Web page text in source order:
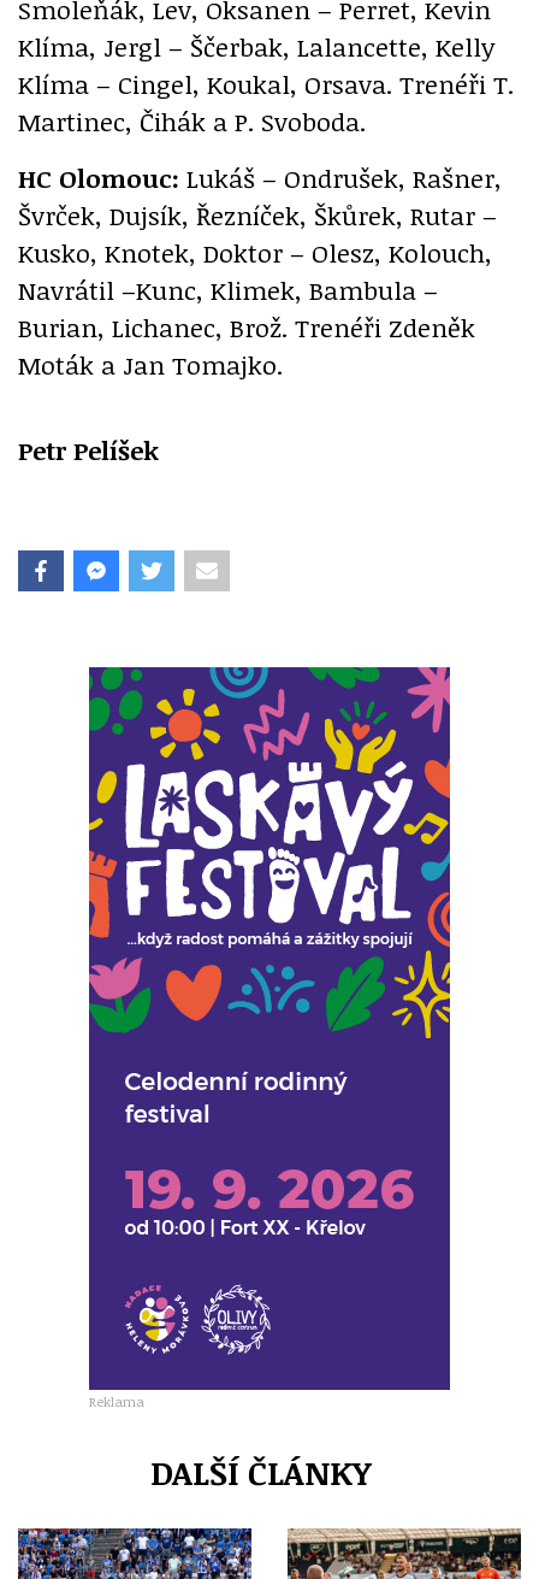
Smoleňák, Lev, Oksanen – Perret, Kevin
Klíma, Jergl – Ščerbak, Lalancette, Kelly
Klíma – Cingel, Koukal, Orsava. Trenéři T.
Martinec, Čihák a P. Svoboda.
HC Olomouc: Lukáš – Ondrušek, Rašner,
Švrček, Dujsík, Řezníček, Škůrek, Rutar –
Kusko, Knotek, Doktor – Olesz, Kolouch,
Navrátil –Kunc, Klimek, Bambula –
Burian, Lichanec, Brož. Trenéři Zdeněk
Moták a Jan Tomajko.
Petr Pelíšek
Reklama
DALŠÍ ČLÁNKY